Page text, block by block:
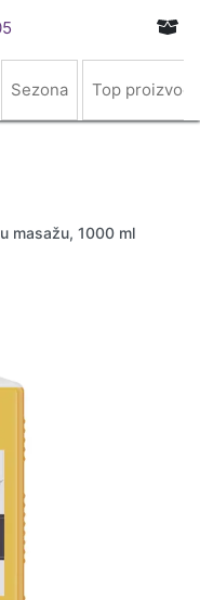
Sezona Top proizvodi
masažu, 1000 ml